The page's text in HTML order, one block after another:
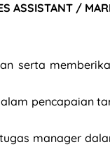
ASSISTANT /
serta
pencapaian
manager